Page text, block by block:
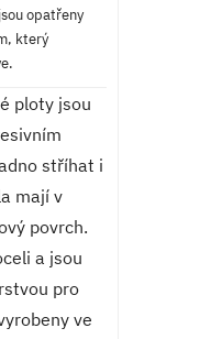
opatřeny
který
ploty jsou
stříhat i
mají v
povrch.
a jsou
pro
ve